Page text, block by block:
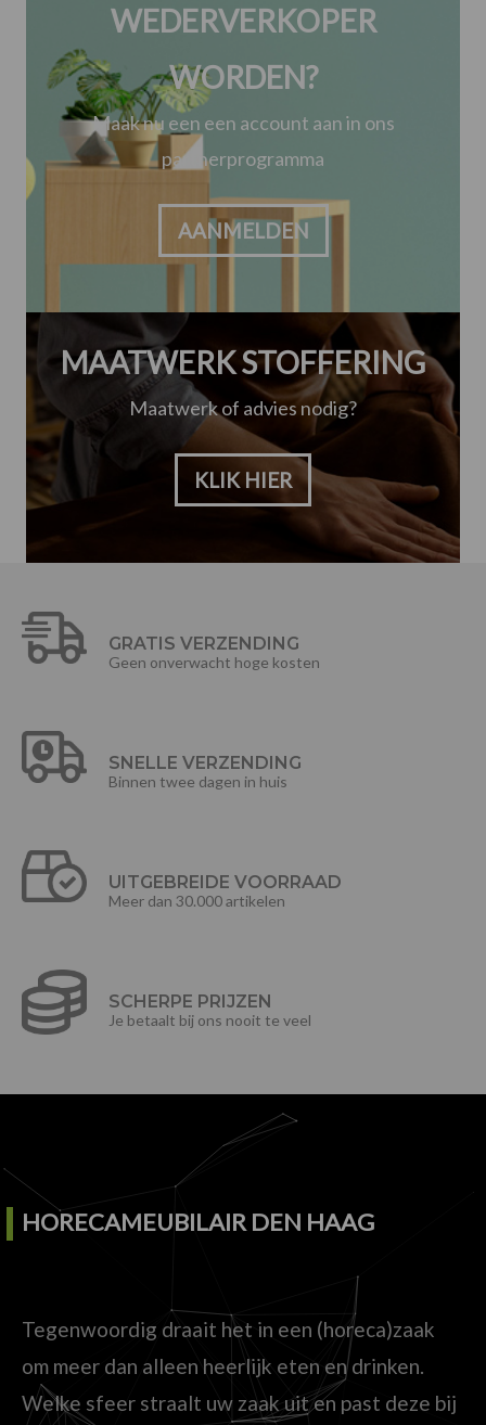
WEDERVERKOPER
WORDEN?
Maak nu een een account aan in ons
partnerprogramma
AANMELDEN
MAATWERK STOFFERING
Maatwerk of advies nodig?
KLIK HIER
GRATIS VERZENDING
Geen onverwacht hoge kosten
SNELLE VERZENDING
Binnen twee dagen in huis
UITGEBREIDE VOORRAAD
Meer dan 30.000 artikelen
SCHERPE PRIJZEN
Je betaalt bij ons nooit te veel
HORECAMEUBILAIR DEN HAAG
Tegenwoordig draait het in een (horeca)zaak
om meer dan alleen heerlijk eten en drinken.
Welke sfeer straalt uw zaak uit en past deze bij